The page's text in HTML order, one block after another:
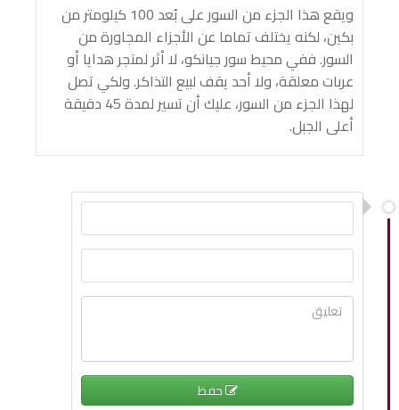
ويقع هذا الجزء من السور على بُعد 100 كيلومتر من
بكين، لكنه يختلف تماما عن الأجزاء المجاورة من
السور. ففي محيط سور جيانكو، لا أثر لمتجر هدايا أو
عربات معلقة، ولا أحد يقف لبيع التذاكر. ولكي تصل
لهذا الجزء من السور، عليك أن تسير لمدة 45 دقيقة
أعلى الجبل.
حفظ